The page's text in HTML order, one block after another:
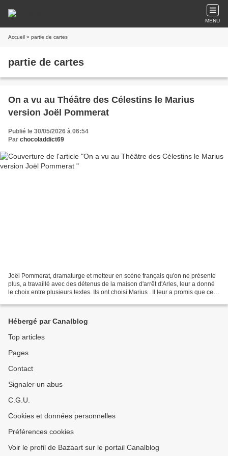
MENU
Accueil » partie de cartes
partie de cartes
On a vu au Théâtre des Célestins le Marius
version Joël Pommerat
Publié le 30/05/2026 à 06:54
Par chocoladdict69
Joël Pommerat, dramaturge et metteur en scène français qu'on ne présente
plus, a travaillé avec des détenus de la maison d'arrêt d'Arles, leur a donné
le choix entre plusieurs textes. Ils ont choisi Marius . Il leur a promis que ce
Hébergé par Canalblog
Top articles
Pages
Contact
Signaler un abus
C.G.U.
Cookies et données personnelles
Préférences cookies
Voir le profil de Bazaart sur le portail Canalblog